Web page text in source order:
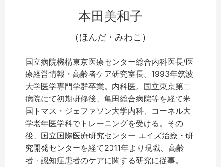
本田美和子
（ほんだ・みわこ）
国立病院機構東京医療センター総合内科医長/医
療経営情報・高齢者ケア研究室長。1993年筑波
大学医学専門学群卒業。内科医。国立東京第二
病院にて初期研修後、亀田総合病院等を経て米
国トマス・ジェファソン大学内科、コーネル大
学老年医学科でトレーニングを受ける。その
後、国立国際医療研究センター エイズ治療・研
究開発センターを経て2011年より現職、高齢
者・認知症患者のケアに関する研究に従事。